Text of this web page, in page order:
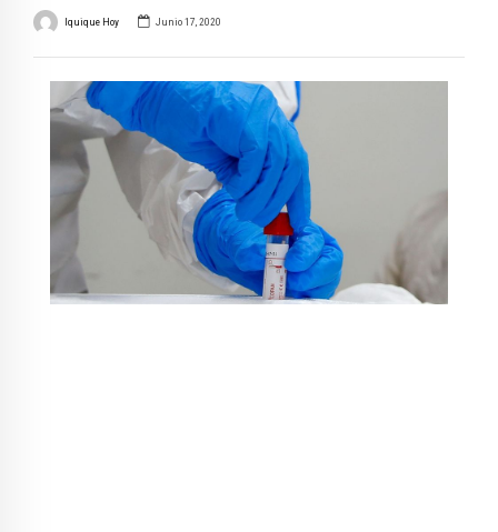
Iquique Hoy Junio 17, 2020